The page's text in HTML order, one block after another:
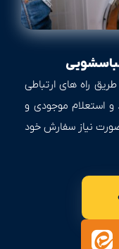
طریق راه های ارتباطی
و استعلام موجودی و
نیاز سفارش خود